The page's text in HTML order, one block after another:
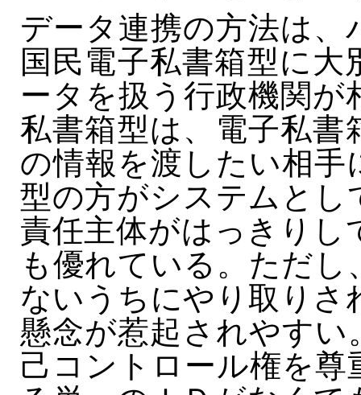
データ連携の方法は
国民電子私書箱型に
ータを扱う行政機関
私書箱型は、電子私書
の情報を渡したい相手
型の方がシステムとし
責任主体がはっきりし
も優れている。ただ
ないうちにやり取り
懸念が惹起されやすい
己コントロール権を